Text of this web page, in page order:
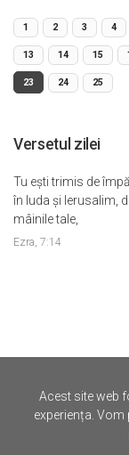
1 2 3 4
13 14 15
23 24 25
Versetul zilei
Tu eşti trimis de
în Iuda şi Ierusalim,
mâinile tale,
Ezra, 7:14
Politica de
Acest site web
experiența.